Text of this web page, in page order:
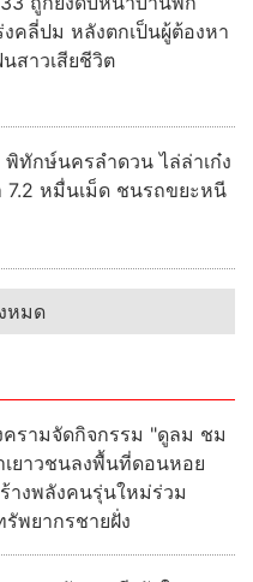
จสอบข้อเท็จจริง
ด
ห่วงใยเหตุนักเรียนยิงใน
เทพศิรินทร์นนทบุรี สั่ง
บุรี เยี่ยม 7 ผู้บาดเจ็บ ล่าสุด
อาการปลอดภัย
ถูกยิงดับหน้าบ้านพัก
งคลี่ปม หลังตกเป็นผู้ต้องหา
สาวเสียชีวิต
ทักษ์นครลำดวน ไล่ล่าเก๋ง